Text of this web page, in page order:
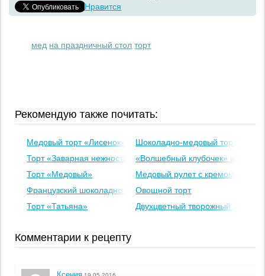
Нравится
мед на праздничный стол торт
Рекомендую также почитать:
Медовый торт «Лисенок»
Шоколадно-медовый торт со
Торт «Заварная нежность»
«Волшебный клубочек» или
Торт «Медовый»
Медовый рулет с кремом из
Французский шоколадно-клубничный рулет
Овощной торт
Торт «Татьяна»
Двухцветный творожный торт
Комментарии к рецепту